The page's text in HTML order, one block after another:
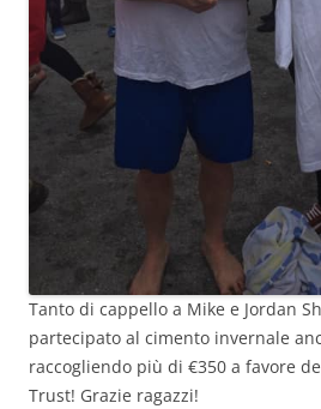
Tanto di cappello a Mike e Jordan
partecipato al cimento invernale
raccogliendo più di €350 a favore
Trust! Grazie ragazzi!